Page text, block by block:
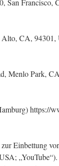
San Francisco,
Alto, CA,
Menlo Park,
https://
Einbettung
„YouTube“).